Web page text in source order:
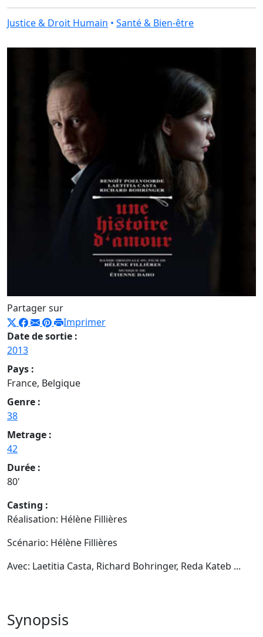
Justice & Droit Humain • Santé & Bien-être
Partager sur
Imprimer
Date de sortie :
2013
Pays :
France, Belgique
Genre :
38
Metrage :
42
Durée :
80'
Casting :
Réalisation: Hélène Fillières
Scénario: Hélène Fillières
Avec: Laetitia Casta, Richard Bohringer, Reda Kateb ...
Synopsis